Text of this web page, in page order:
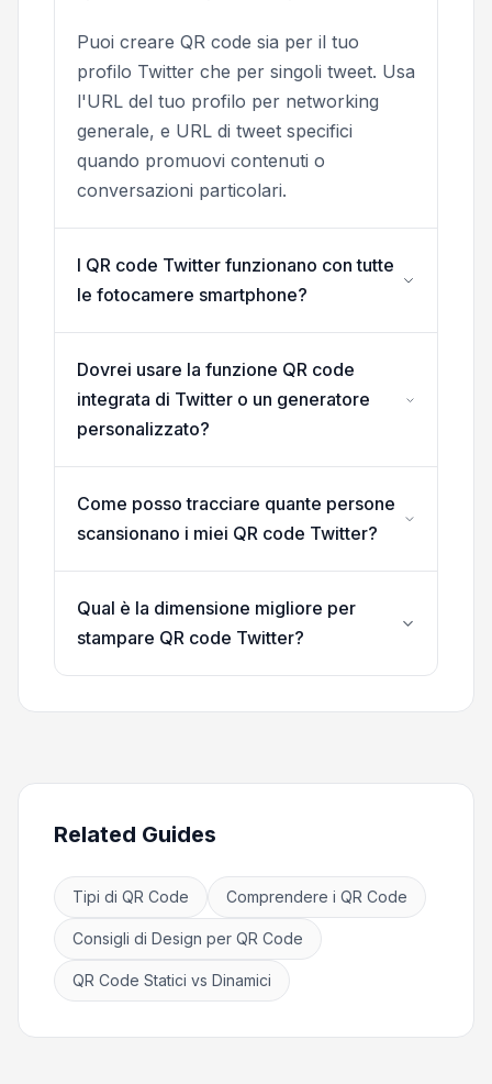
Puoi creare QR code sia per il tuo
profilo Twitter che per singoli tweet. Usa
l'URL del tuo profilo per networking
generale, e URL di tweet specifici
quando promuovi contenuti o
conversazioni particolari.
I QR code Twitter funzionano con tutte
le fotocamere smartphone?
Dovrei usare la funzione QR code
integrata di Twitter o un generatore
personalizzato?
Come posso tracciare quante persone
scansionano i miei QR code Twitter?
Qual è la dimensione migliore per
stampare QR code Twitter?
Related Guides
Tipi di QR Code Comprendere i QR Code
Consigli di Design per QR Code
QR Code Statici vs Dinamici